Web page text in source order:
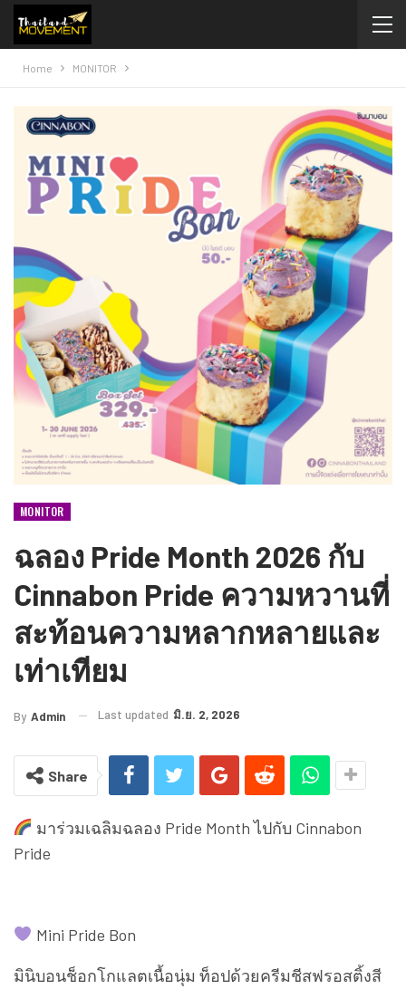
Home MONITOR
MONITOR
ฉลอง Pride Month 2026 กับ
Cinnabon Pride ความหวานที่
สะท้อนความหลากหลายและ
เท่าเทียม
By Admin Last updated มิ.ย. 2, 2026
Share
มาร่วมเฉลิมฉลอง Pride Month ไปกับ Cinnabon
Pride
Mini Pride Bon
มินิบอนช็อกโกแลตเนื้อนุ่ม ท็อปด้วยครีมชีสฟรอสติ้งสี